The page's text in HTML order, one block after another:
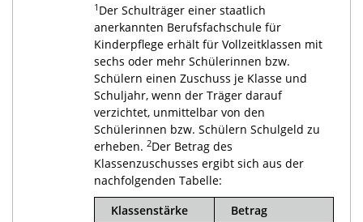
1 Der Schulträger einer staatlich
anerkannten Berufsfachschule für
Kinderpflege erhält für Vollzeitklassen mit
sechs oder mehr Schülerinnen bzw.
Schülern einen Zuschuss je Klasse und
Schuljahr, wenn der Träger darauf
verzichtet, unmittelbar von den
Schülerinnen bzw. Schülern Schulgeld zu
erheben. 2Der Betrag des
Klassenzuschusses ergibt sich aus der
nachfolgenden Tabelle:
Klassenstärke
Betrag